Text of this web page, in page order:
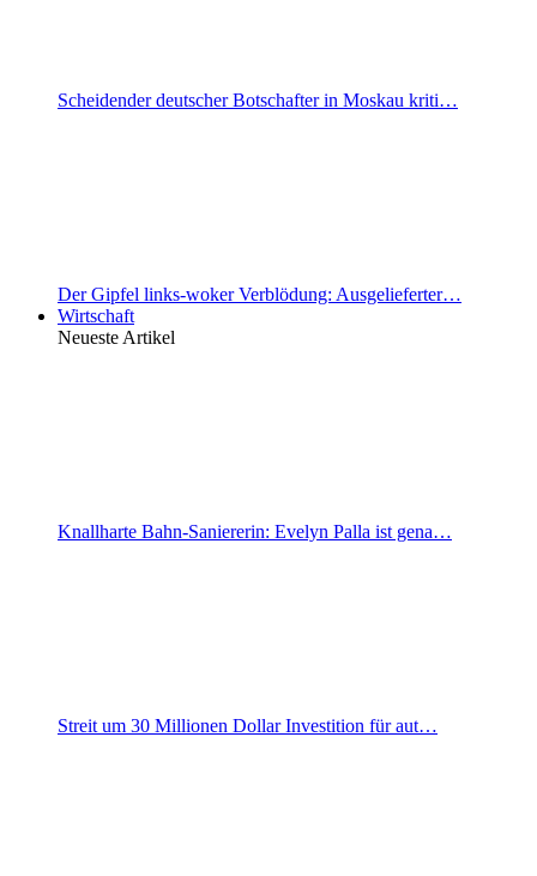
Scheidender deutscher Botschafter in Moskau kriti…
Der Gipfel links-woker Verblödung: Ausgelieferter…
Wirtschaft
Neueste Artikel
Knallharte Bahn-Saniererin: Evelyn Palla ist gena…
Streit um 30 Millionen Dollar Investition für aut…